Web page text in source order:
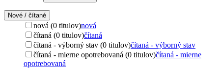
Nové / čítané
nová (0 titulov)nová
čítaná (0 titulov)čítaná
čítaná - výborný stav (0 titulov)čítaná - výborný stav
čítaná - mierne opotrebovaná (0 titulov)čítaná - mierne
opotrebovaná